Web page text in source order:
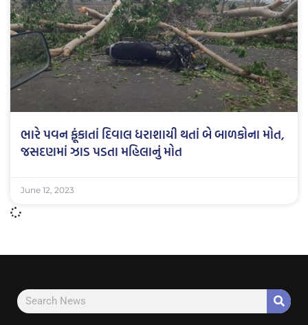
ભારે પવન ફૂંકાતાં દિવાલ ધરાશાયી થતાં બે બાળકોના મોત,
જસદણમાં ઝાડ પડતા મહિલાનું મોત
June 12, 2023